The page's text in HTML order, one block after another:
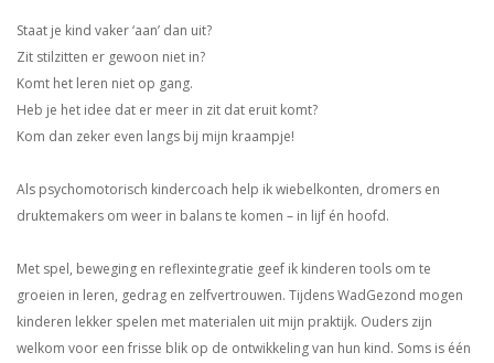
Staat je kind vaker ‘aan’ dan uit?
Zit stilzitten er gewoon niet in?
Komt het leren niet op gang.
Heb je het idee dat er meer in zit dat eruit komt?
Kom dan zeker even langs bij mijn kraampje!
Als psychomotorisch kindercoach help ik wiebelkonten, dromers en
druktemakers om weer in balans te komen – in lijf én hoofd.
Met spel, beweging en reflexintegratie geef ik kinderen tools om te
groeien in leren, gedrag en zelfvertrouwen. Tijdens WadGezond mogen
kinderen lekker spelen met materialen uit mijn praktijk. Ouders zijn
welkom voor een frisse blik op de ontwikkeling van hun kind. Soms is één